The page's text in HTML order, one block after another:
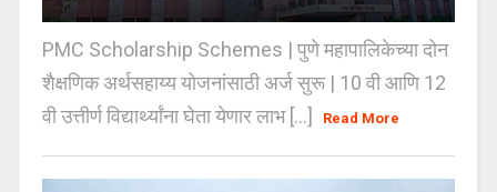
PMC Scholarship Schemes | पुणे महापालिकेच्या दोन
शैक्षणिक अर्थसहाय्य योजनांसाठी अर्ज सुरू | 10 वी आणि 12
वी उत्तीर्ण विद्यार्थ्यांना घेता येणार लाभ [...]
Read More